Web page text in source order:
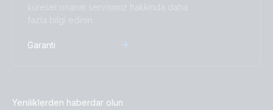
küresel onarım servisimiz hakkında daha
fazla bilgi edinin.
Garanti
Yeniliklerden haberdar olun